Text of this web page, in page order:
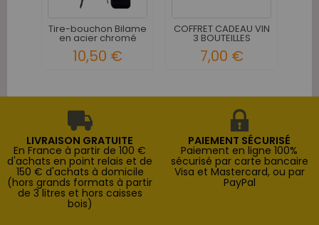
Tire-bouchon Bilame
en acier chromé
10,50 €
COFFRET CADEAU VIN
3 BOUTEILLES
7,00 €
LIVRAISON GRATUITE
En France à partir de 100 €
d'achats en point relais et de
150 € d'achats à domicile
(hors grands formats à partir
de 3 litres et hors caisses
bois)
PAIEMENT SÉCURISÉ
Paiement en ligne 100%
sécurisé par carte bancaire
Visa et Mastercard, ou par
PayPal